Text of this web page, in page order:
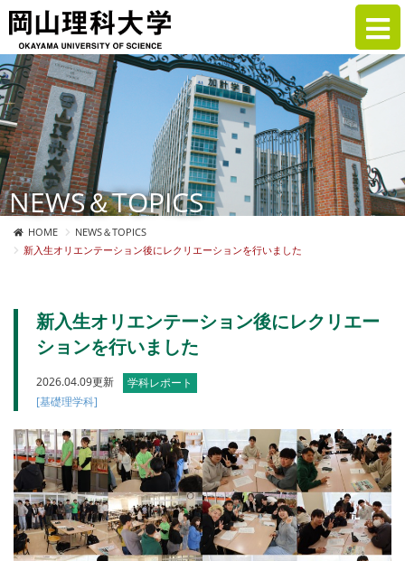
NEWS＆TOPICS
HOME
NEWS＆TOPICS
新入生オリエンテーション後にレクリエーションを行いました
新入生オリエンテーション後にレクリエー
ションを行いました
2026.04.09更新
学科レポート
[基礎理学科]